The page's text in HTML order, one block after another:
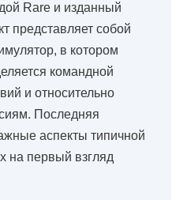
Rare и изданный
представляет собой
в котором
командной
и относительно
Последняя
аспекты типичной
на первый взгляд